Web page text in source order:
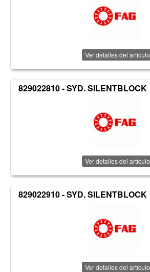
Ver detalles del artículo
829022810 - SYD. SILENTBLOCK
Ver detalles del artículo
829022910 - SYD. SILENTBLOCK
Ver detalles del artículo